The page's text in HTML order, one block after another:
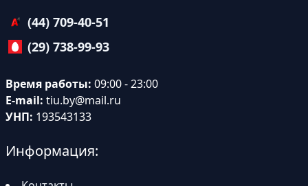
(44) 709-40-51
(29) 738-99-93
Время работы: 09:00 - 23:00
E-mail: tiu.by@mail.ru
УНП: 193543133
Информация: